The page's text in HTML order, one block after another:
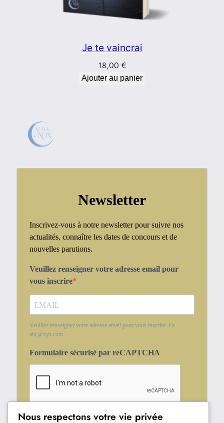
Je te vaincrai
18,00 €
Ajouter au panier
Newsletter
Inscrivez-vous à notre newsletter pour suivre nos
actualités, connaître les dates de concours et de
nouvelles parutions.
Veuillez renseigner votre adresse email pour
vous inscrire
Veuillez renseigner votre adresse email pour vous inscrire. Ex. :
abc@xyz.com
Formulaire sécurisé par reCAPTCHA
Nous respectons votre vie privée